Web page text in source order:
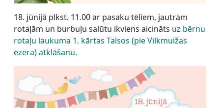
18. jūnijā plkst. 11.00 ar pasaku tēliem, jautrām
rotaļām un burbuļu salūtu ikviens aicināts uz bērnu
rotaļu laukuma 1. kārtas Talsos (pie Vilkmuižas
ezera) atklāšanu.